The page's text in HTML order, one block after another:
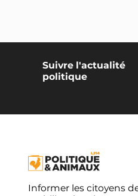
Suivre l'actualité
politique
Informer les citoyens